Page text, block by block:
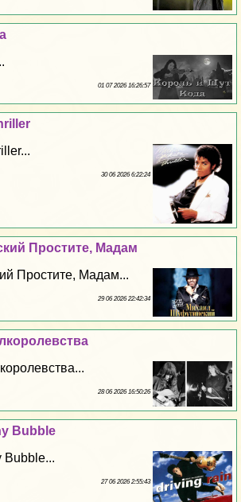
01 07 2026 16:26:57
30 06 2026 6:22:24
Простите, Мадам
Простите, Мадам...
29 06 2026 22:42:34
28 06 2026 16:50:26
Bubble
Bubble...
27 06 2026 2:55:43